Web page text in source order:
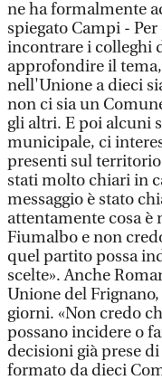
ne ha formalmente
spiegato Campi -
incontrare i colleghi
approfondire il
nell'Unione a dieci
non ci sia un
gli altri. E poi alcuni
municipale, ci
presenti sul
stati molto chiari in
messaggio è stato
attentamente cosa
Fiumalbo e non
quel partito possa
scelte». Anche
Unione del
giorni. «Non credo
possano incidere o
decisioni già prese
formato da dieci